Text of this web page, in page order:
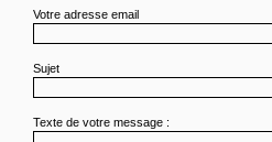
Votre adresse email
Sujet
Texte de votre message :